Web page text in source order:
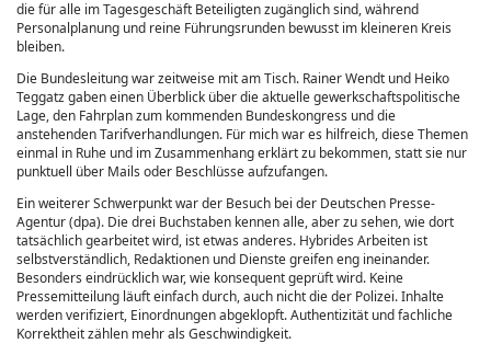
die für alle im Tagesgeschäft Beteiligten zugänglich sind, während
Personalplanung und reine Führungsrunden bewusst im kleineren Kreis
bleiben.
Die Bundesleitung war zeitweise mit am Tisch. Rainer Wendt und Heiko
Teggatz gaben einen Überblick über die aktuelle gewerkschaftspolitische
Lage, den Fahrplan zum kommenden Bundeskongress und die
anstehenden Tarifverhandlungen. Für mich war es hilfreich, diese Themen
einmal in Ruhe und im Zusammenhang erklärt zu bekommen, statt sie nur
punktuell über Mails oder Beschlüsse aufzufangen.
Ein weiterer Schwerpunkt war der Besuch bei der Deutschen Presse-
Agentur (dpa). Die drei Buchstaben kennen alle, aber zu sehen, wie dort
tatsächlich gearbeitet wird, ist etwas anderes. Hybrides Arbeiten ist
selbstverständlich, Redaktionen und Dienste greifen eng ineinander.
Besonders eindrücklich war, wie konsequent geprüft wird. Keine
Pressemitteilung läuft einfach durch, auch nicht die der Polizei. Inhalte
werden verifiziert, Einordnungen abgeklopft. Authentizität und fachliche
Korrektheit zählen mehr als Geschwindigkeit.